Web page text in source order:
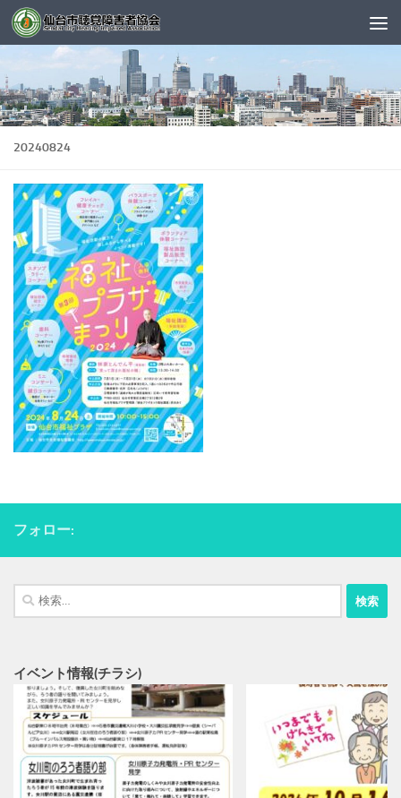
コンテンツへスキップ
20240824
フォロー:
検
索:
イベント情報(チラシ)